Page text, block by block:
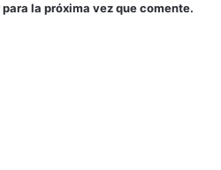
la próxima vez que comente.